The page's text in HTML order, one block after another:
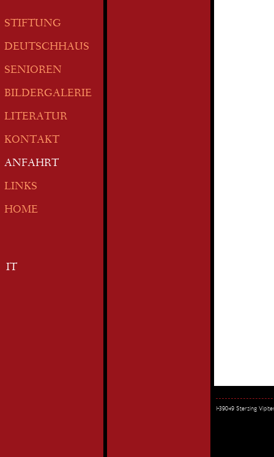
STIFTUNG
DEUTSCHHAUS
SENIOREN
BILDERGALERIE
LITERATUR
KONTAKT
ANFAHRT
LINKS
HOME
IT
I-39049 Sterzing